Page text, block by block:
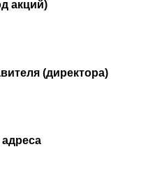
акций)
(директора)